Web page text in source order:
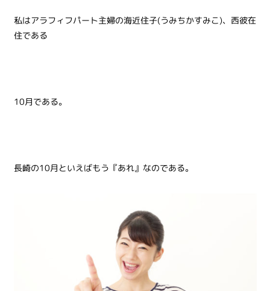
私はアラフィフパート主婦の海近住子(うみちかすみこ)、西彼在
住である
10月である。
長崎の10月といえばもう『あれ』なのである。